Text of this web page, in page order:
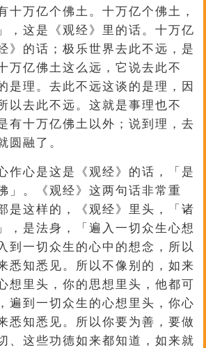
十万亿个佛土。十万亿个佛土，
，这是《观经》里的话。十万亿
》的话；极乐世界去此不远，是
万亿佛土这么远，它说去此不
是理。去此不远这谈的是理，因
以去此不远。这就是事理也不
有十万亿佛土以外；说到理，去
圆融了。
作心是这是《观经》的话，「是
」。《观经》这两句话非常重
是这样的，《观经》里头，「诸
，是法身，「遍入一切众生心想
到一切众生的心中的想念，所以
悉知悉见。所以不像别的，如来
想里头，你的思想里头，他都可
遍到一切众生的心想里头，你心
悉知悉见。所以你要为善，要做
、这些功德如来都知道，如来就